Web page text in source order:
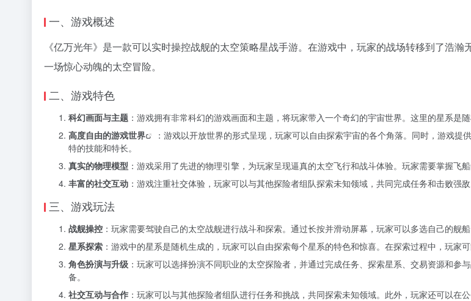
一、游戏概述
《亿万光年》是一款可以实时操控战舰的太空策略星战手游。在游戏中，玩家的战场转移到了浩
一场惊心动魄的太空冒险。
二、游戏特色
科幻画面与主题 ：游戏拥有非常科幻的游戏画面和主题，将玩家带入一个奇幻的宇宙世界。这里的星系是
高度自由的游戏世界
：游戏以开放世界的形式呈现，玩家可以自由探索宇宙的各个角落。同时，游戏
特的技能和特长。
真实的物理模型 ：游戏采用了先进的物理引擎，为玩家呈现逼真的太空飞行和战斗体验。玩家需要掌握飞
丰富的社交互动 ：游戏注重社交体验，玩家可以与其他探险者组队探索未知领域，共同完成任务和击败强
三、游戏玩法
战舰操控 ：玩家需要驾驶自己的太空战舰进行战斗和探索。通过长按并滑动屏幕，玩家可以多选自己的舰
星系探索 ：游戏中的星系是随机生成的，玩家可以自由探索每个星系的特色和惊喜。在探索过程中，玩家
角色扮演与升级 ：玩家可以选择扮演不同职业的太空探险者，并通过完成任务、探索星系、交易资源和
备。
社交互动与合作 ：玩家可以与其他探险者组队进行任务和挑战，共同探索未知领域。此外，玩家还可以在